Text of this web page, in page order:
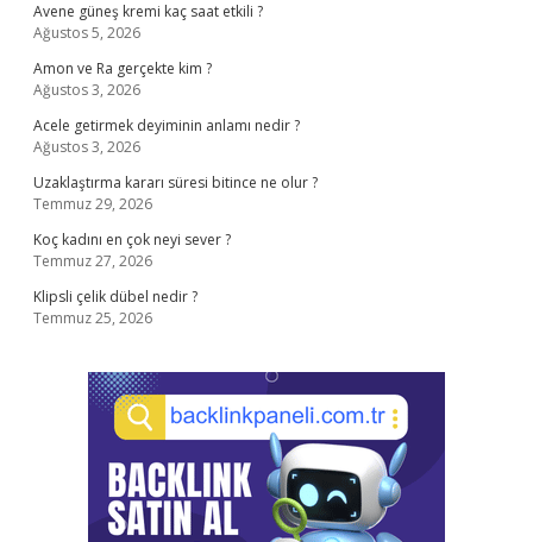
Avene güneş kremi kaç saat etkili ?
Ağustos 5, 2026
Amon ve Ra gerçekte kim ?
Ağustos 3, 2026
Acele getirmek deyiminin anlamı nedir ?
Ağustos 3, 2026
Uzaklaştırma kararı süresi bitince ne olur ?
Temmuz 29, 2026
Koç kadını en çok neyi sever ?
Temmuz 27, 2026
Klipsli çelik dübel nedir ?
Temmuz 25, 2026